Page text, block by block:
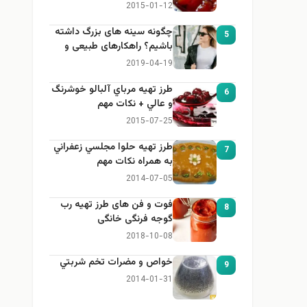
2015-01-12
5
چگونه سینه های بزرگ داشته
باشیم؟ راهکارهای طبیعی و
خانگی برای بزرگ کردن سینه
2019-04-19
6
طرز تهيه مرباي آلبالو خوشرنگ
و عالي + نكات مهم
2015-07-25
7
طرز تهيه حلوا مجلسي زعفراني
به همراه نكات مهم
2014-07-05
8
فوت و فن های طرز تهیه رب
گوجه فرنگی خانگی
2018-10-08
9 خواص و مضرات تخم شربتي
2014-01-31